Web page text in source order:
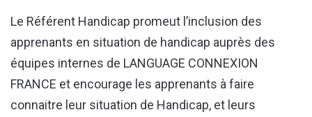
Le Référent Handicap promeut l’inclusion des
apprenants en situation de handicap auprès des
équipes internes de LANGUAGE CONNEXION
FRANCE et encourage les apprenants à faire
connaitre leur situation de Handicap, et leurs